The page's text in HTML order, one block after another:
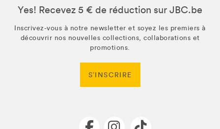
Yes! Recevez 5 € de réduction sur JBC.be
Inscrivez-vous à notre newsletter et soyez les premiers à
découvrir nos nouvelles collections, collaborations et
promotions.
S’INSCRIRE